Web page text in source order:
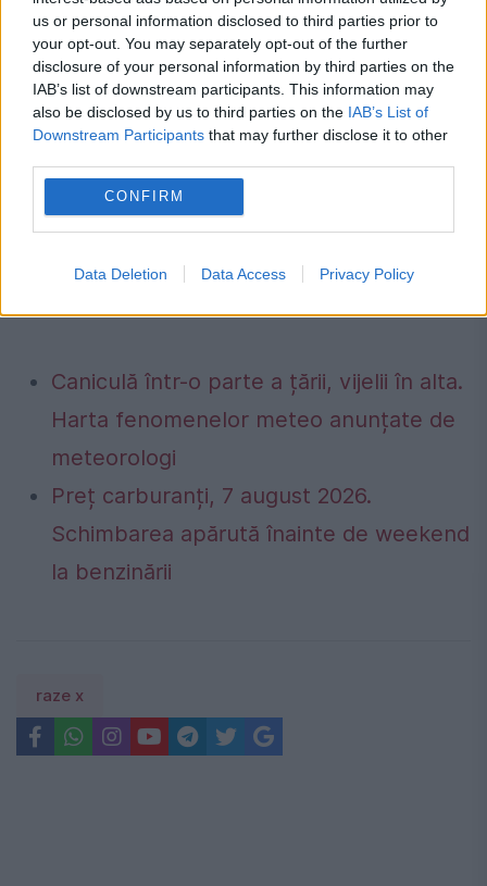
us or personal information disclosed to third parties prior to
your opt-out. You may separately opt-out of the further
disclosure of your personal information by third parties on the
IAB’s list of downstream participants. This information may
also be disclosed by us to third parties on the IAB’s List of
Downstream Participants that may further disclose it to other
CONFIRM
Data Deletion Data Access Privacy Policy
Articol scris de Cătălina Oana Curceanu,
prim cercetător în domeniul fizicii
nucleare, Laboratori Nazionali di Frascati,
Istituto Nazionale di Fisica Nucleare
(Roma, Italia) şi colaborator al Scientia.ro
Caniculă într-o parte a țării, vijelii în alta.
Harta fenomenelor meteo anunțate de
meteorologi
Preț carburanți, 7 august 2026.
Schimbarea apărută înainte de weekend
la benzinării
raze x